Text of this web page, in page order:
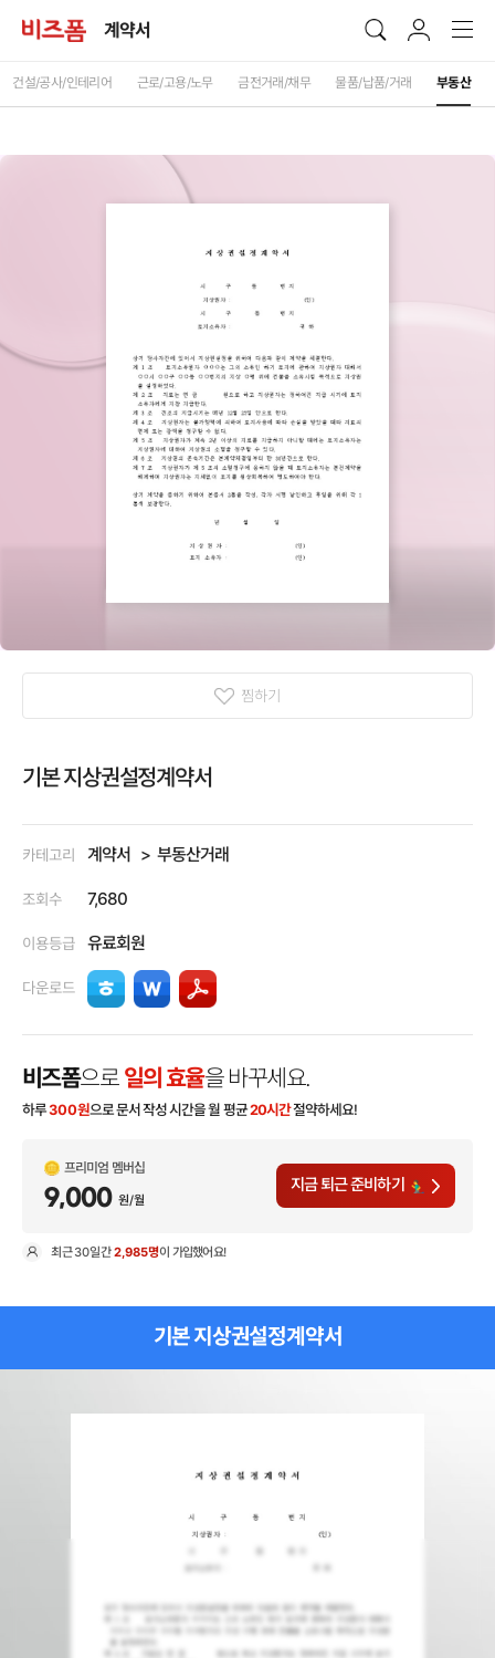
계약서
건설/공사/인테리어 근로/고용/노무 금전거래/채무 물품/납품/거래 부동산
찜하기
기본 지상권설정계약서
카테고리 계약서 부동산거래
조회수 7,680
이용등급 유료회원
다운로드
비즈폼으로 일의 효율을 바꾸세요.
하루300원으로 문서 작성 시간을 월 평균20시간절약하세요!
프리미엄 멤버십
9,000 원/월
지금 퇴근 준비하기
최근30일간2,985명이 가입했어요!
기본 지상권설정계약서